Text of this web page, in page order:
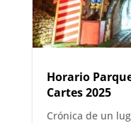
Horario
Cartes 2025
Crónica de un